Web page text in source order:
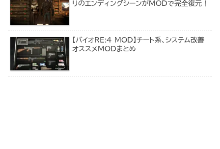
リのエンディングシーンがMODで完全復元！
【バイオRE:4 MOD】チート系、システム改善
オススメMODまとめ